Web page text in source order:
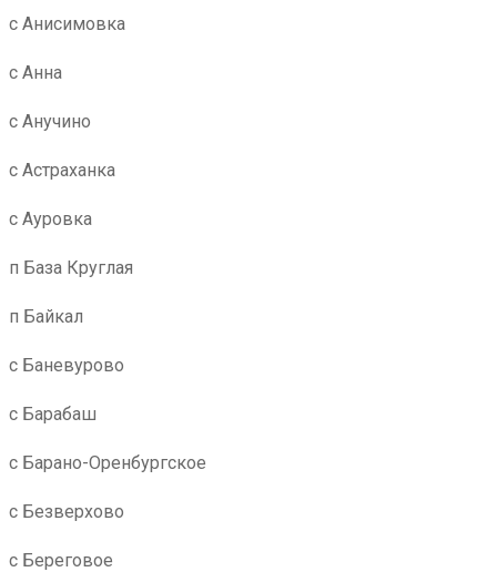
с Анисимовка
с Анна
с Анучино
с Астраханка
с Ауровка
п База Круглая
п Байкал
с Баневурово
с Барабаш
с Барано-Оренбургское
с Безверхово
с Береговое